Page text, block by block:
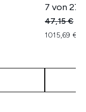
7 von 27
47,15 €
1015,69 €